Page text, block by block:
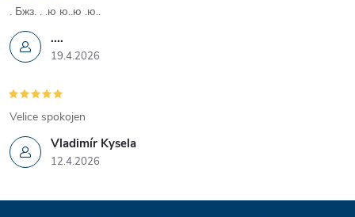
a
c
í
p
r
....
19.4.2026
. Бжз. . .ю ю..ю .ю..
Vladimír Kysela
12.4.2026
Velice spokojen